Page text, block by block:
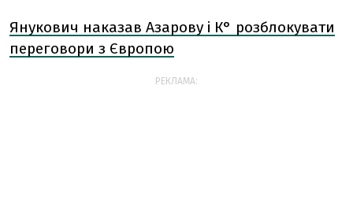
Янукович наказав Азарову і К° розблокувати
переговори з Європою
РЕКЛАМА: